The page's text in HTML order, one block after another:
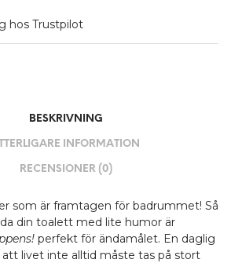
hos Trustpilot
BESKRIVNING
INFORMATION
RECENSIONER (0)
som är framtagen för badrummet! Så
din toalett med lite humor är
perfekt för ändamålet. En daglig
livet inte alltid måste tas på stort